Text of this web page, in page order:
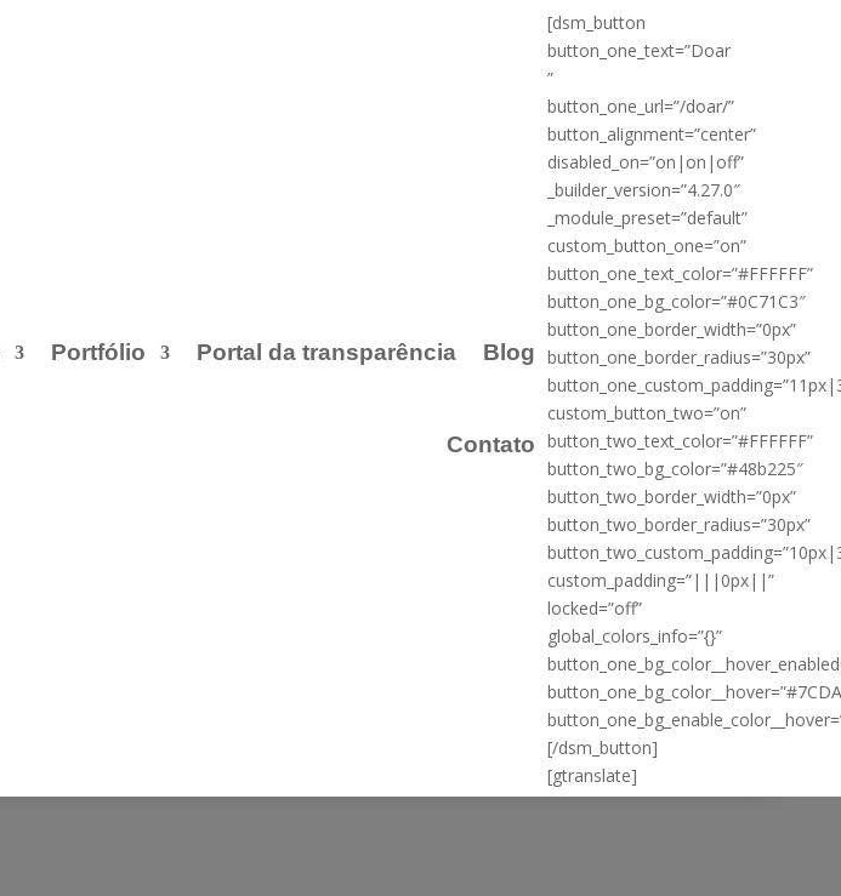
Portfólio Portal da transparência Blog
Contato
[dsm_button
button_one_text=”Doar
”
button_one_url=”/doar/”
button_alignment=”center”
disabled_on=”on|on|off”
_builder_version=”4.27.0″
_module_preset=”default”
custom_button_one=”on”
button_one_text_color=”#FFFFFF”
button_one_bg_color=”#0C71C3″
button_one_border_width=”0px”
button_one_border_radius=”30px”
custom_button_two=”on”
button_two_text_color=”#FFFFFF”
button_two_bg_color=”#48b225″
button_two_border_width=”0px”
button_two_border_radius=”30px”
custom_padding=”|||0px||”
locked=”off”
global_colors_info=”{}”
[/dsm_button]
[gtranslate]